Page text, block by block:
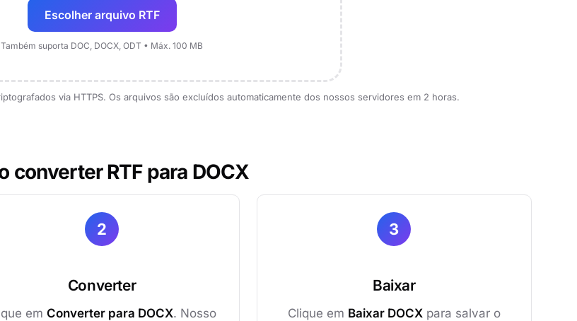
Escolher arquivo RTF
Também suporta DOC, DOCX, ODT • Máx. 100 MB
via HTTPS. Os arquivos são excluídos automaticamente dos nossos servidores em 2 horas.
converter RTF para DOCX
2
Converter
emConverter para DOCX. Nosso
3
Baixar
Clique em Baixar DOCXpara salvar o